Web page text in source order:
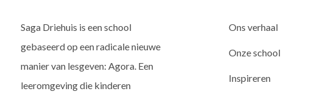
Saga Driehuis is een school
gebaseerd op een radicale nieuwe
manier van lesgeven: Agora. Een
leeromgeving die kinderen
Ons verhaal
Onze school
Inspireren